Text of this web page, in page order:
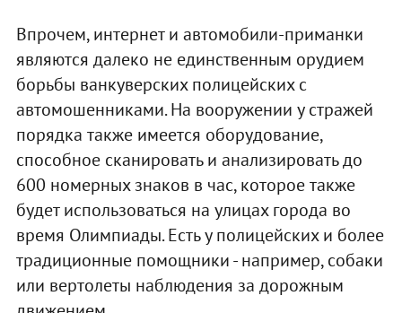
Впрочем, интернет и автомобили-приманки
являются далеко не единственным орудием
борьбы ванкуверских полицейских с
автомошенниками. На вооружении у стражей
порядка также имеется оборудование,
способное сканировать и анализировать до
600 номерных знаков в час, которое также
будет использоваться на улицах города во
время Олимпиады. Есть у полицейских и более
традиционные помощники - например, собаки
или вертолеты наблюдения за дорожным